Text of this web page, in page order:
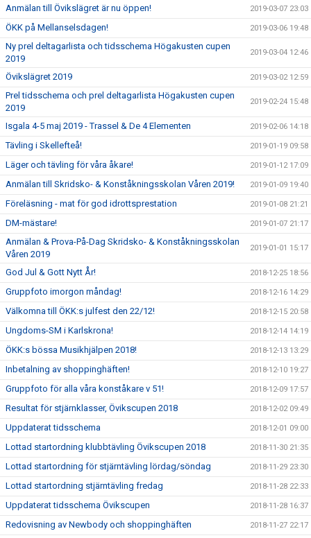
Anmälan till Övikslägret är nu öppen! 2019-03-07 23:03
ÖKK på Mellanselsdagen! 2019-03-06 19:48
Ny prel deltagarlista och tidsschema Högakusten cupen
2019
2019-03-04 12:46
Övikslägret 2019 2019-03-02 12:59
Prel tidsschema och prel deltagarlista Högakusten cupen
2019
2019-02-24 15:48
Isgala 4-5 maj 2019 - Trassel & De 4 Elementen 2019-02-06 14:18
Tävling i Skellefteå! 2019-01-19 09:58
Läger och tävling för våra åkare! 2019-01-12 17:09
Anmälan till Skridsko- & Konståkningsskolan Våren 2019! 2019-01-09 19:40
Föreläsning - mat för god idrottsprestation 2019-01-08 21:21
DM-mästare! 2019-01-07 21:17
Anmälan & Prova-På-Dag Skridsko- & Konståkningsskolan
Våren 2019
2019-01-01 15:17
God Jul & Gott Nytt År! 2018-12-25 18:56
Gruppfoto imorgon måndag! 2018-12-16 14:29
Välkomna till ÖKK:s julfest den 22/12! 2018-12-15 20:58
Ungdoms-SM i Karlskrona! 2018-12-14 14:19
ÖKK:s bössa Musikhjälpen 2018! 2018-12-13 13:29
Inbetalning av shoppinghäften! 2018-12-10 19:27
Gruppfoto för alla våra konståkare v 51! 2018-12-09 17:57
Resultat för stjärnklasser, Övikscupen 2018 2018-12-02 09:49
Uppdaterat tidsschema 2018-12-01 09:00
Lottad startordning klubbtävling Övikscupen 2018 2018-11-30 21:35
Lottad startordning för stjärntävling lördag/söndag 2018-11-29 23:30
Lottad startordning stjärntävling fredag 2018-11-28 22:33
Uppdaterat tidsschema Övikscupen 2018-11-28 16:37
Redovisning av Newbody och shoppinghäften 2018-11-27 22:17